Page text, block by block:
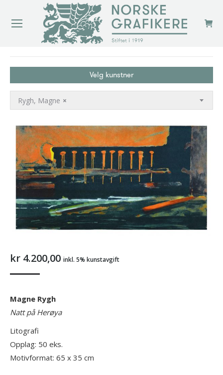
Velg kunstner
×
Rygh, Magne
kr 4.200,00 inkl. 5% kunstavgift
Magne Rygh
Natt på Herøya
Litografi
Opplag: 50 eks.
Motivformat: 65 x 35 cm